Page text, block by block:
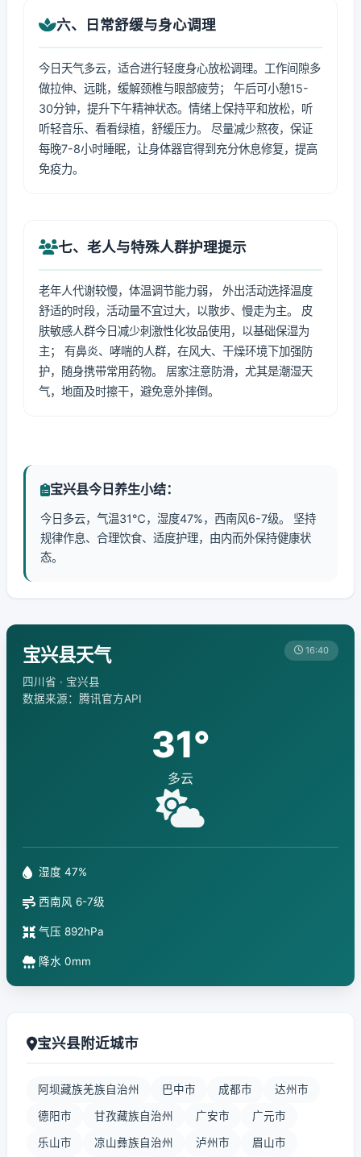
六、日常舒缓与身心调理
今日天气多云，适合进行轻度身心放松调理。工作间隙多
做拉伸、远眺，缓解颈椎与眼部疲劳； 午后可小憩15-
30分钟，提升下午精神状态。情绪上保持平和放松，听
听轻音乐、看看绿植，舒缓压力。 尽量减少熬夜，保证
每晚7-8小时睡眠，让身体器官得到充分休息修复，提高
免疫力。
七、老人与特殊人群护理提示
老年人代谢较慢，体温调节能力弱， 外出活动选择温度
舒适的时段，活动量不宜过大，以散步、慢走为主。 皮
肤敏感人群今日减少刺激性化妆品使用，以基础保湿为
主； 有鼻炎、哮喘的人群，在风大、干燥环境下加强防
护，随身携带常用药物。 居家注意防滑，尤其是潮湿天
气，地面及时擦干，避免意外摔倒。
宝兴县今日养生小结：
今日多云，气温31℃，湿度47%，西南风6-7级。 坚持
规律作息、合理饮食、适度护理，由内而外保持健康状
态。
宝兴县天气
四川省 · 宝兴县
数据来源：腾讯官方API
16:40
31°
多云
湿度 47%
西南风 6-7级
气压 892hPa
降水 0mm
宝兴县附近城市
阿坝藏族羌族自治州 巴中市 成都市 达州市
德阳市 甘孜藏族自治州 广安市 广元市
乐山市 凉山彝族自治州 泸州市 眉山市